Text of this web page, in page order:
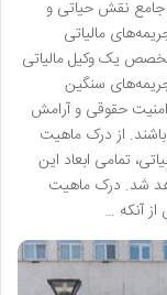
جامع نقش حیاتی و
مالیاتی
یک وکیل مالیاتی
سنگین
امنیت حقوقی و آرامش
از درک ماهیت
تمامی ابعاد این
شد. درک ماهیت
آنکه …